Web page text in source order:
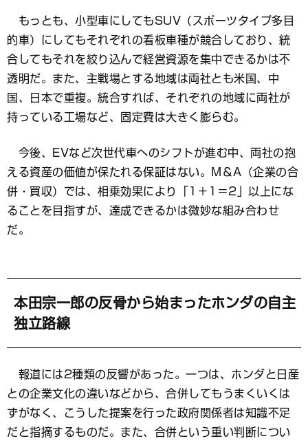
もっとも、小型車にしてもSUV（スポーツタイプ多目
的車）にしてもそれぞれの看板車種が競合しており、統
合してもそれを絞り込んで経営資源を集中できるかは不
透明だ。また、主戦場とする地域は両社とも米国、中
国、日本で重複。統合すれば、それぞれの地域に両社が
持っている工場など、固定費は大きく膨らむ。
今後、EVなど次世代車へのシフトが進む中、両社の抱
える資産の価値が保たれる保証はない。M＆A（企業の合
併・買収）では、相乗効果により「1＋1＝2」以上にな
ることを目指すが、達成できるかは微妙な組み合わせ
だ。
本田宗一郎の反骨から始まったホンダの自主
独立路線
報道には2種類の反響があった。一つは、ホンダと日産
との企業文化の違いなどから、合併してもうまくいくは
ずがなく、こうした提案を行った政府関係者は知識不足
だと指摘するものだ。また、合併という重い判断につい